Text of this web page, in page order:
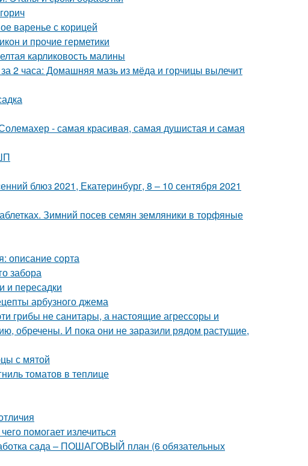
варенье с корицей
и прочие герметики
карликовость малины
2 часа: Домашняя мазь из мёда и горчицы вылечит
- самая красивая, самая душистая и самая
блюз 2021, Екатеринбург, 8 – 10 сентября 2021
Зимний посев семян земляники в торфяные
описание сорта
забора
и пересадки
арбузного джема
грибы не санитары, а настоящие агрессоры и
обречены. И пока они не заразили рядом растущие,
с мятой
томатов в теплице
помогает излечиться
сада – ПОШАГОВЫЙ план (6 обязательных